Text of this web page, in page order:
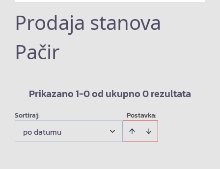
Prodaja stanova
Pačir
Prikazano 1-0 od ukupno 0 rezultata
Postavka:
Sortiraj:
po datumu